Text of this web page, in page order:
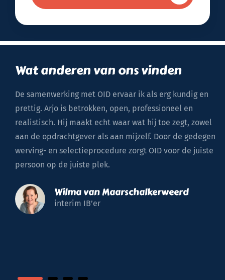
Wat anderen van ons vinden
De samenwerking met OID ervaar ik als erg kundig en
prettig. Arjo is betrokken, open, professioneel en
realistisch. Hij maakt echt waar wat hij toe zegt, zowel
aan de opdrachtgever als aan mijzelf. Door de gedegen
werving- en selectieprocedure zorgt OID voor de juiste
persoon op de juiste plek.
Wilma van Maarschalkerweerd
interim IB’er